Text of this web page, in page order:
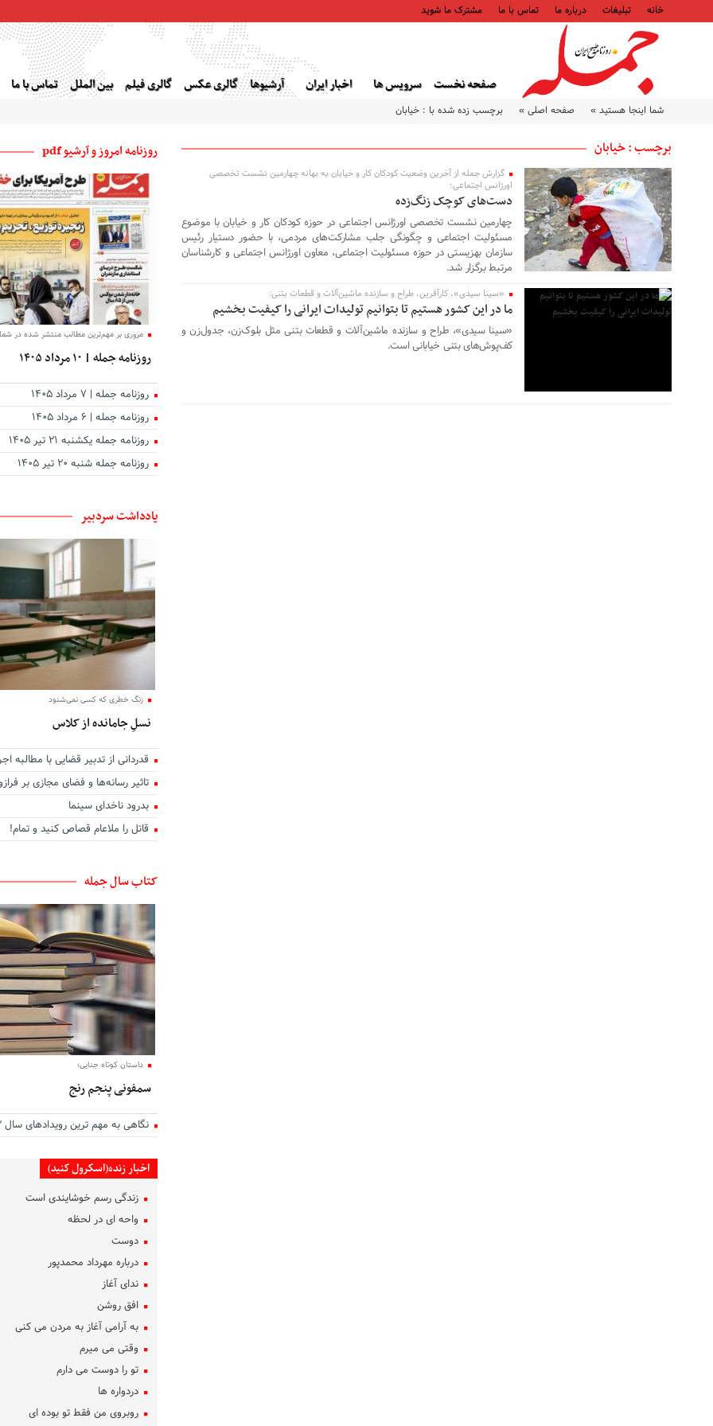
خانه تبلیغات درباره ما تماس با ما مشترک ما شوید
صفحه نخست سرویس ها اخبار ایران آرشیوها گالری عکس گالری فیلم بین الملل تماس با ما
شما اینجا هستید » صفحه اصلی » برچسب زده شده با : خیابان
برچسب : خیابان
۲۰ دی ۱۴۰۳
گزارش جمله از آخرین وضعیت کودکان کار و خیابان به بهانه چهارمین نشست تخصصی
اورژانس اجتماعی؛
دست‌های کوچک زنگ‌زده
چهارمین نشست تخصصی اورژانس اجتماعی در حوزه کودکان کار و خیابان با موضوع
مسئولیت اجتماعی و چگونگی جلب مشارکت‌های مردمی، با حضور دستیار رئیس
سازمان بهزیستی در حوزه مسئولیت اجتماعی، معاون اورژانس اجتماعی و کارشناسان
مرتبط برگزار شد.
۰۷ آبان ۱۴۰۲
«سینا سیدی»، کارآفرین، طراح و سازنده ماشین‌آلات و قطعات بتنی:
ما در این کشور هستیم تا بتوانیم تولیدات ایرانی را کیفیت بخشیم
«سینا سیدی»، طراح و سازنده ماشین‌آلات و قطعات بتنی مثل بلوک‌زن، جدول‌زن و
کف‌پوش‌های بتنی خیابانی است.
روزنامه امروز و آرشیو pdf
مروری بر مهم‌ترین مطالب منتشر شده در
روزنامه جمله | ۱۰ مرداد ۱۴۰۵
روزنامه جمله | ۷ مرداد ۱۴۰۵
روزنامه جمله | ۶ مرداد ۱۴۰۵
روزنامه جمله یکشنبه ۲۱ تیر ۱۴۰۵
روزنامه جمله شنبه ۲۰ تیر ۱۴۰۵
یادداشت سردبیر
زنگ خطری که کسی نمی‌شنود
نسلِ جامانده از کلاس
قدردانی از تدبیر قضایی با مطالبه
تاثیر رسانه‌ها و فضای مجازی بر
بدرود ناخدای سینما
قاتل را ملاعام قصاص کنید و تمام!
کتاب سال جمله
داستان کوتاه جنایی؛
سمفونی پنجم رنج
نگاهی به مهم ترین رویدادهای سال ۱۴۰۲
اخبار زنده(اسکرول کنید)
زندگی رسم خوشایندی است
واحه ای در لحظه
دوست
درباره مهرداد محمدپور
ندای آغاز
افق روشن
به آرامی آغاز به مردن می کنی
وقتی می میرم
تو را دوست می دارم
دردواره‌ ها
روبروی من فقط تو بوده ای